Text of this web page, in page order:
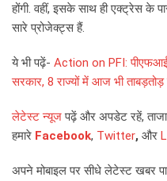
होंगी. वहीं, इसके साथ ही एक्ट्रेस के
सारे प्रोजेक्ट्स हैं.
ये भी पढ़ें- Action on PFI:
सरकार, 8 राज्यों में आज भी ताबड़तोड़
लेटेस्ट न्यूजपढ़ें और अपडेट रहें, ताजा
हमारे Facebook, Twitter, और
अपने मोबाइल पर सीधे लेटेस्ट खबर